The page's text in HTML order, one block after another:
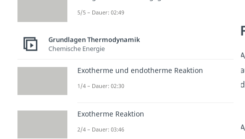
5/5 – Dauer: 02:49
Grundlagen Thermodynamik
Chemische Energie
Exotherme und endotherme Reaktion
1/4 – Dauer: 02:30
Exotherme Reaktion
2/4 – Dauer: 03:46